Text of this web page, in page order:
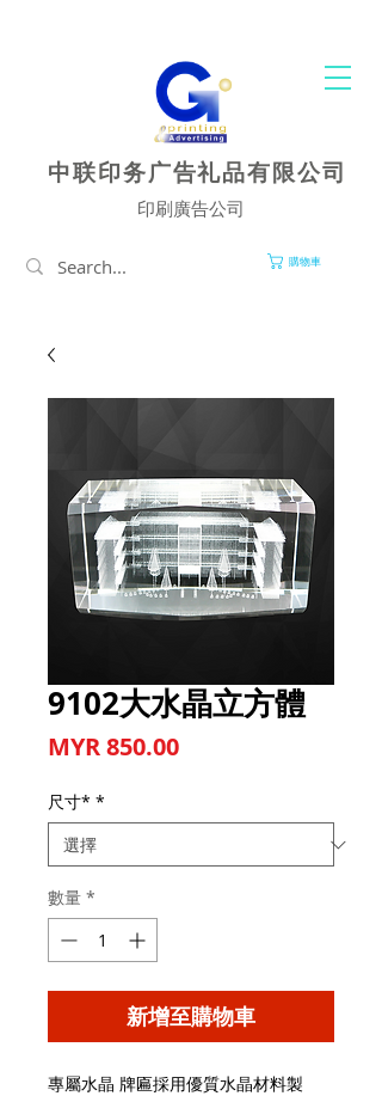
中联印务广告礼品有限公司
印刷廣告公司
購物車
9102大水晶立方體
MYR 850.00價格
尺寸* *
數量 *
新增至購物車
專屬水晶 牌匾採用優質水晶材料製